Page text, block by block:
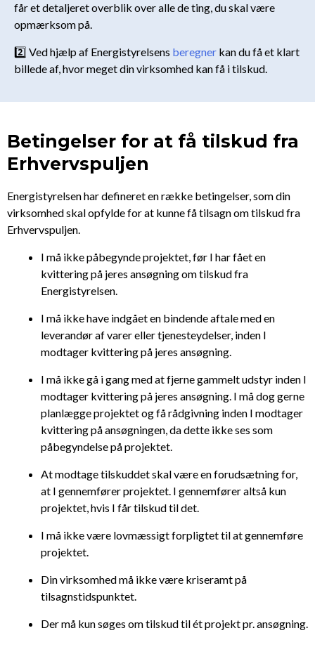
får et detaljeret overblik over alle de ting, du skal være
opmærksom på.
2️⃣ Ved hjælp af Energistyrelsens beregner kan du få et klart
billede af, hvor meget din virksomhed kan få i tilskud.
Betingelser for at få tilskud fra
Erhvervspuljen
Energistyrelsen har defineret en række betingelser, som din
virksomhed skal opfylde for at kunne få tilsagn om tilskud fra
Erhvervspuljen.
I må ikke påbegynde projektet, før I har fået en
kvittering på jeres ansøgning om tilskud fra
Energistyrelsen.
I må ikke have indgået en bindende aftale med en
leverandør af varer eller tjenesteydelser, inden I
modtager kvittering på jeres ansøgning.
I må ikke gå i gang med at fjerne gammelt udstyr inden I
modtager kvittering på jeres ansøgning. I må dog gerne
planlægge projektet og få rådgivning inden I modtager
kvittering på ansøgningen, da dette ikke ses som
påbegyndelse på projektet.
At modtage tilskuddet skal være en forudsætning for,
at I gennemfører projektet. I gennemfører altså kun
projektet, hvis I får tilskud til det.
I må ikke være lovmæssigt forpligtet til at gennemføre
projektet.
Din virksomhed må ikke være kriseramt på
tilsagnstidspunktet.
Der må kun søges om tilskud til ét projekt pr. ansøgning.